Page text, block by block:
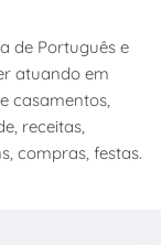
de Português e
atuando em
casamentos,
receitas,
compras, festas.